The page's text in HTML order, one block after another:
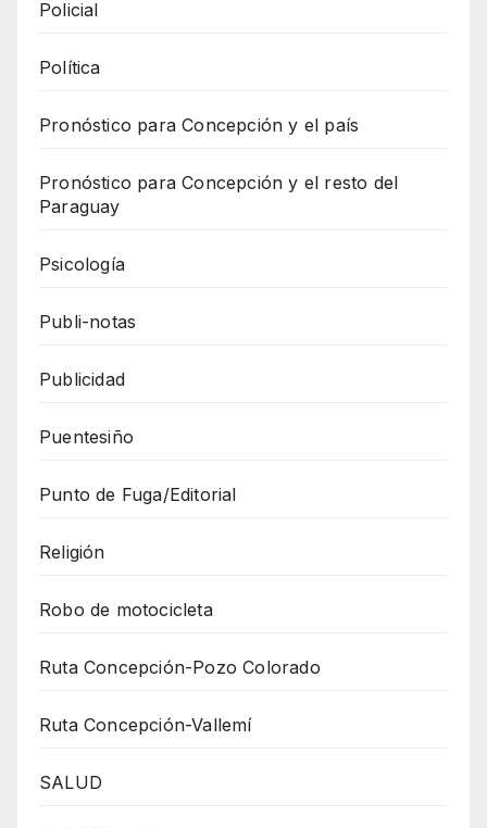
Policial
Política
Pronóstico para Concepción y el país
Pronóstico para Concepción y el resto del
Paraguay
Psicología
Publi-notas
Publicidad
Puentesiño
Punto de Fuga/Editorial
Religión
Robo de motocicleta
Ruta Concepción-Pozo Colorado
Ruta Concepción-Vallemí
SALUD